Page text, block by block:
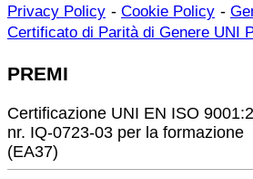
Privacy Policy - Cookie Policy -
Certificato di Parità di Genere UNI
PREMI
Certificazione UNI EN ISO
nr. IQ-0723-03 per la formazione
(EA37)